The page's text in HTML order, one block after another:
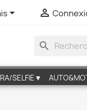
 
search
SELFIE▼